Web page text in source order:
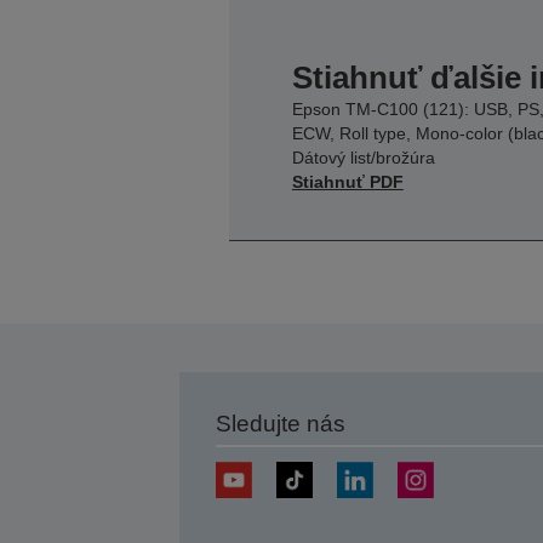
Stiahnuť ďalšie
Epson TM-C100 (121): USB, PS,
ECW, Roll type, Mono-color
Dátový list/brožúra
Stiahnuť PDF
Sledujte nás